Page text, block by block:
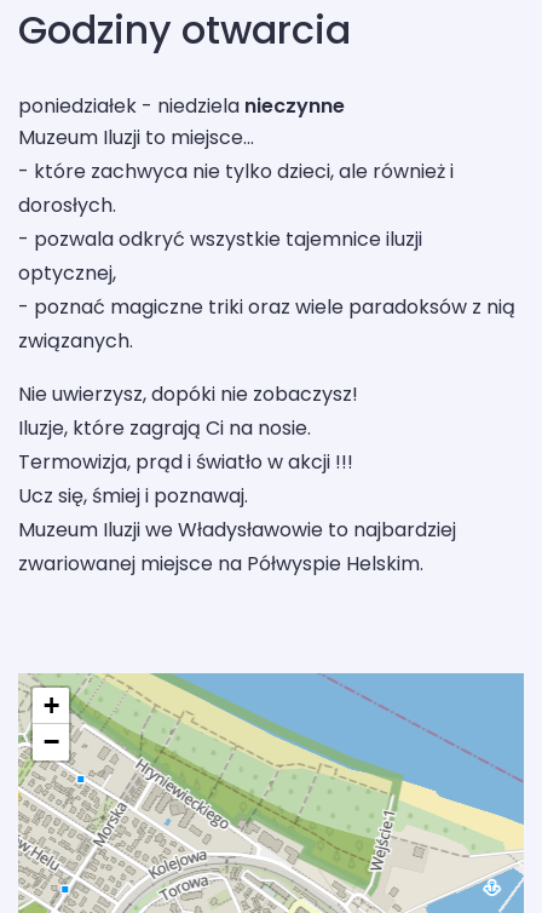
Godziny otwarcia
poniedziałek - niedziela nieczynne
Muzeum Iluzji to miejsce...
- które zachwyca nie tylko dzieci, ale również i
dorosłych.
- pozwala odkryć wszystkie tajemnice iluzji
optycznej,
- poznać magiczne triki oraz wiele paradoksów z nią
związanych.
Nie uwierzysz, dopóki nie zobaczysz!
Iluzje, które zagrają Ci na nosie.
Termowizja, prąd i światło w akcji !!!
Ucz się, śmiej i poznawaj.
Muzeum Iluzji we Władysławowie to najbardziej
zwariowanej miejsce na Półwyspie Helskim.
+
−